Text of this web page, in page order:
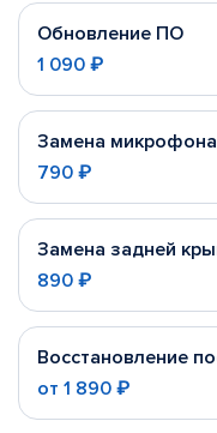
Обновление ПО
1 090 ₽
Замена микрофона
790 ₽
Замена задней
890 ₽
Восстановление
от 1 890 ₽